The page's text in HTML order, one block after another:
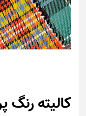
کالیته رنگ